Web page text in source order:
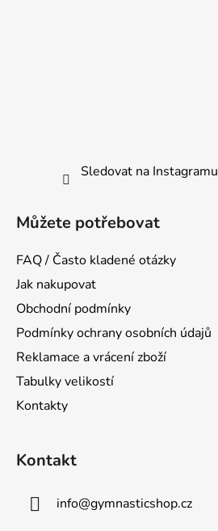
Sledovat na Instagramu
Můžete potřebovat
FAQ / Často kladené otázky
Jak nakupovat
Obchodní podmínky
Podmínky ochrany osobních údajů
Reklamace a vrácení zboží
Tabulky velikostí
Kontakty
Kontakt
info@gymnasticshop.cz